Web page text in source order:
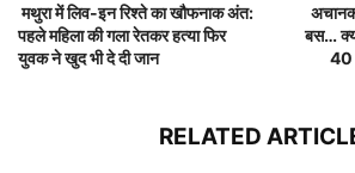
मथुरा में लिव-इन रिश्ते का खौफनाक अंत:
पहले महिला की गला रेतकर हत्या फिर
युवक ने खुद भी दे दी जान
बस…
40
RELATED